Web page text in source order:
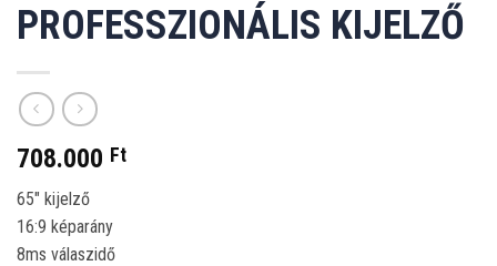
PROFESSZIONÁLIS KIJELZŐ
708.000 Ft
65″ kijelző
16:9 képarány
8ms válaszidő